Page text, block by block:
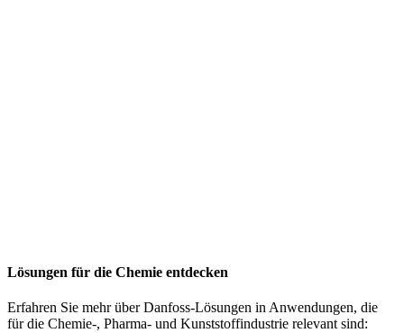
Lösungen für die Chemie entdecken
Erfahren Sie mehr über Danfoss-Lösungen in Anwendungen, die
für die Chemie-, Pharma- und Kunststoffindustrie relevant sind: